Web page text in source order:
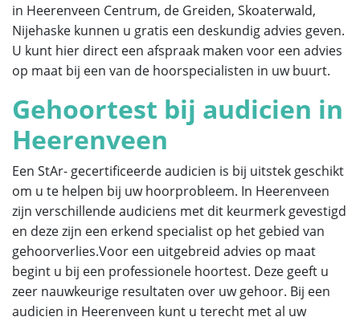
in Heerenveen Centrum, de Greiden, Skoaterwald,
Nijehaske kunnen u gratis een deskundig advies geven.
U kunt hier direct een afspraak maken voor een advies
op maat bij een van de hoorspecialisten in uw buurt.
Gehoortest bij audicien in
Heerenveen
Een StAr- gecertificeerde audicien is bij uitstek geschikt
om u te helpen bij uw hoorprobleem. In Heerenveen
zijn verschillende audiciens met dit keurmerk gevestigd
en deze zijn een erkend specialist op het gebied van
gehoorverlies.Voor een uitgebreid advies op maat
begint u bij een professionele hoortest. Deze geeft u
zeer nauwkeurige resultaten over uw gehoor. Bij een
audicien in Heerenveen kunt u terecht met al uw